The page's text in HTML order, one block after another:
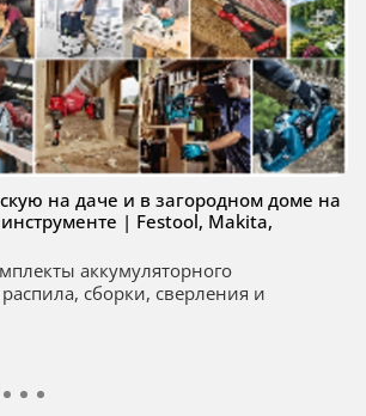
на даче и в загородном доме на
| Festool, Makita,
аккумуляторного
сборки, сверления и